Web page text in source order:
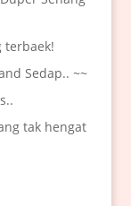
terbaek!
Sedap.. ~~
tak hengat